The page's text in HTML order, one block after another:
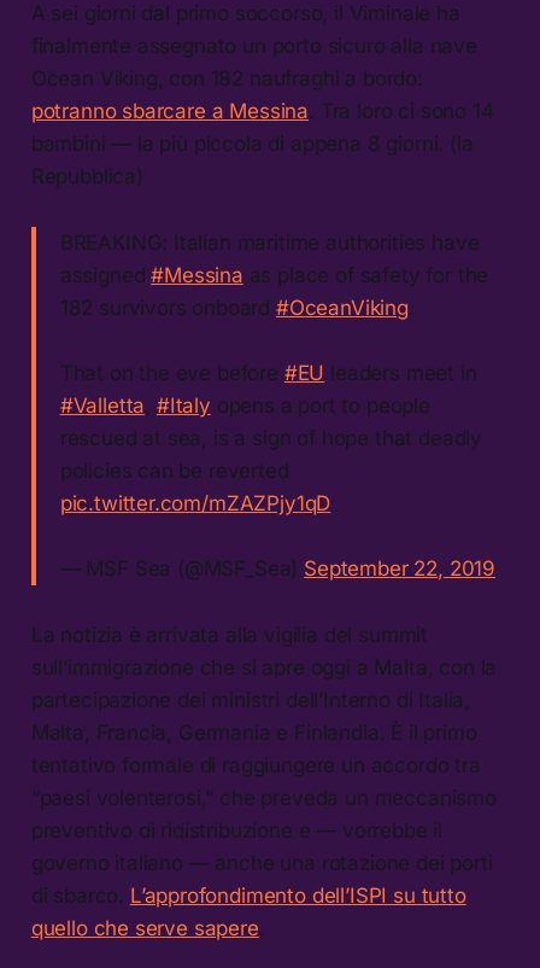
A sei giorni dal primo soccorso, il Viminale ha
finalmente assegnato un porto sicuro alla nave
Ocean Viking, con 182 naufraghi a bordo:
potranno sbarcare a Messina. Tra loro ci sono 14
bambini — la più piccola di appena 8 giorni. (la
Repubblica)
BREAKING: Italian maritime authorities have
assigned#Messina as place of safety for the
182 survivors onboard #OceanViking.
That on the eve before #EU leaders meet in
#Valletta, #Italy opens a port to people
rescued at sea, is a sign of hope that deadly
policies can be reverted
pic.twitter.com/mZAZPjy1qD
— MSF Sea (@MSF_Sea) September 22, 2019
La notizia è arrivata alla vigilia del summit
sull’immigrazione che si apre oggi a Malta, con la
partecipazione dei ministri dell’Interno di Italia,
Malta, Francia, Germania e Finlandia. È il primo
tentativo formale di raggiungere un accordo tra
“paesi volenterosi,” che preveda un meccanismo
preventivo di ridistribuzione e — vorrebbe il
governo italiano — anche una rotazione dei porti
di sbarco. L’approfondimento dell’ISPI su tutto
quello che serve sapere.